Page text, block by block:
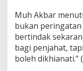
Muh Akbar
bukan
bertindak
bagi penjahat,
boleh dikhianati.”